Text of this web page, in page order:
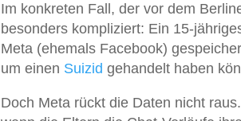
Im konkreten Fall, der vor dem
besonders kompliziert: Ein 15-
Meta (ehemals Facebook)
um einen Suizid gehandelt haben
Doch Meta rückt die Daten nicht